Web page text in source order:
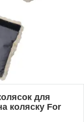
для
коляску For